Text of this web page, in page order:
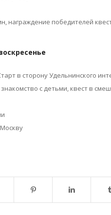
награждение победителей
в сторону Удельнинского
с детьми, квест в